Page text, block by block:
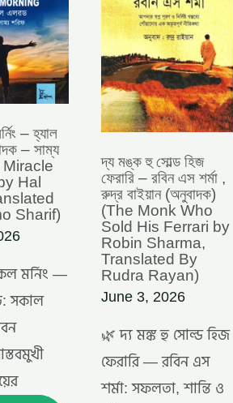
– হ্যাল
– সাম্য
Miracle
Hal
Sharif)
মর্নিং —
সকাল
দ্য মঙ্ক হু সোল্ড হিজ
ফেরারি – রবিন এস শর্মা ,
রুদ্র বাইয়ান (অনুবাদক)
(The Monk Who
Sold His Ferrari by
Robin Sharma,
Translated By
Rudra Rayan)
June 3, 2026
🌿 দ্য মঙ্ক হু সোল্ড হিজ
ফেরারি — রবিন এস
শর্মা: সফলতা, শান্তি ও
–
রবিন
এস
শর্মা
,
রুদ্র
বাইয়ান
(অনুবাদক)
MONK
WHO
SOLD
HIS
FERRARI
BY
ROBIN
SHARMA,
TRANSLATED
BY
RUDRA
RAYAN)